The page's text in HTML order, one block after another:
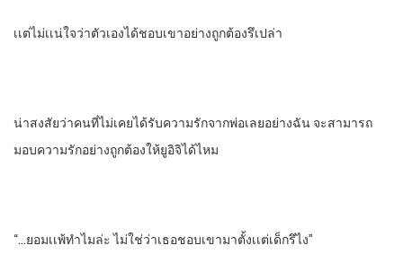
เเต่ไม่เเน่ใจว่าตัวเองได้ชอบเขา​อย่างถูกต้องรึเปล่า
น่าสงสัยว่าคนที่ไม่เคยได้รับความรักจากพ่อเลยอย่างฉัน​ จะสามารถ
มอบความรักอย่างถูกต้องให้ยูอิจิได้ไหม
“…ยอมเเพ้ทําไมล่ะ​ ไม่ใช่ว่าเธอชอบเขามาตั้งเเต่เด็กรึไง”